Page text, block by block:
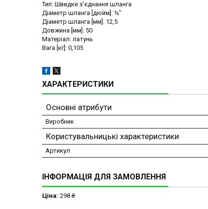
Тип: Швидке з’єднання шланга
Діаметр шланга [дюйм]: ½”
Діаметр шланга [мм]: 12,5
Довжина [мм]: 50
Матеріал: латунь
Вага [кг]: 0,105
ХАРАКТЕРИСТИКИ
Основні атрибути
Виробник
Користувальницькі характеристики
Артикул
ІНФОРМАЦІЯ ДЛЯ ЗАМОВЛЕННЯ
Ціна: 298 ₴